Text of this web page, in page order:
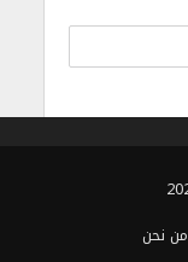
من نحن